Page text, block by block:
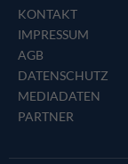
KONTAKT
IMPRESSUM
AGB
DATENSCHUTZ
MEDIADATEN
PARTNER